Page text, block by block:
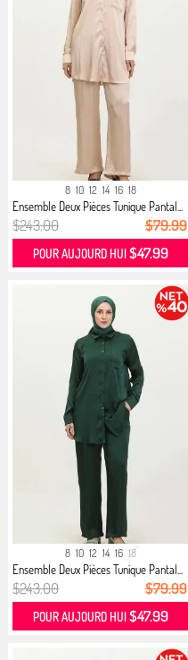
8 10 12 14 16 18
Ensemble Deux Pièces Tunique Pantal...
$243.00 $79.99
POUR AUJOURD HUI$47.99
8 10 12 14 16 18
Ensemble Deux Pièces Tunique Pantal...
$243.00 $79.99
POUR AUJOURD HUI $47.99